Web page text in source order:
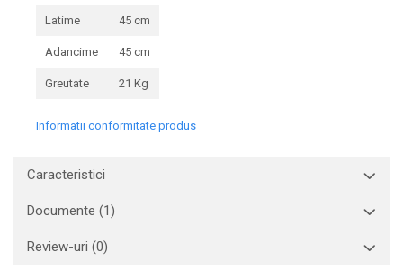
Latime 45 cm
Adancime 45 cm
Greutate 21 Kg
Informatii conformitate produs
Caracteristici
Documente (1)
Review-uri (0)